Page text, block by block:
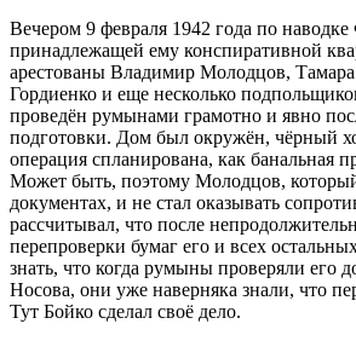
Вечером 9 февраля 1942 года по
принадлежащей ему конспиративной
арестованы Владимир Молодцов,
Гордиенко и еще несколько
проведён румынами грамотно и явно
подготовки. Дом был окружён, чёрный
операция спланирована, как банальная
Может быть, поэтому Молодцов,
документах, и не стал оказывать
рассчитывал, что после
перепроверки бумаг его и всех
знать, что когда румыны проверяли его
Носова, они уже наверняка знали, что
Тут Бойко сделал своё дело.